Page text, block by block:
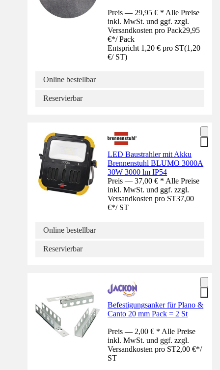
Preis — 29,95 € * Alle Preise
inkl. MwSt. und ggf. zzgl.
Versandkosten pro Pack29,95
€*/ Pack
Entspricht 1,20 € pro ST(1,20
€/ ST)
Online bestellbar
Reservierbar
LED Baustrahler mit Akku
Brennenstuhl BLUMO 3000A
30W 3000 lm IP54
Preis — 37,00 € * Alle Preise
inkl. MwSt. und ggf. zzgl.
Versandkosten pro ST37,00
€*/ ST
Online bestellbar
Reservierbar
Befestigungsanker für Plano &
Canto 20 mm Pack = 2 St
Preis — 2,00 € * Alle Preise
inkl. MwSt. und ggf. zzgl.
Versandkosten pro ST2,00 €*/
ST